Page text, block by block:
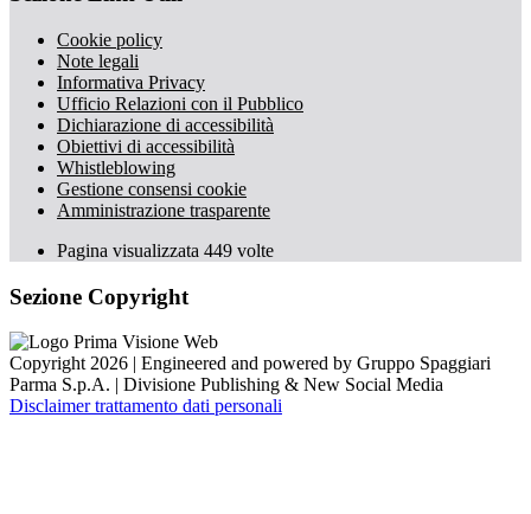
Cookie policy
Note legali
Informativa Privacy
Ufficio Relazioni con il Pubblico
Dichiarazione di accessibilità
Obiettivi di accessibilità
Whistleblowing
Gestione consensi cookie
Amministrazione trasparente
Pagina visualizzata 449 volte
Sezione Copyright
Copyright 2026 | Engineered and powered by Gruppo Spaggiari
Parma S.p.A. | Divisione Publishing & New Social Media
Disclaimer trattamento dati personali